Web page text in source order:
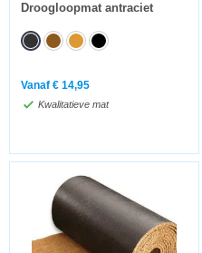
Droogloopmat antraciet
Vanaf € 14,95
Kwalitatieve mat